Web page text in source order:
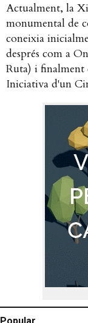
Actualment, la
monumental de
coneixia
després com a
Ruta) i
Iniciativa d'un